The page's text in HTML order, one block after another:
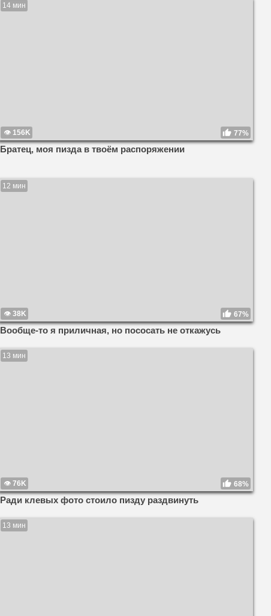
14 мин
156K 77%
Братец, моя пизда в твоём распоряжении
12 мин
38K 67%
Вообще-то я приличная, но пососать не откажусь
13 мин
76K 68%
Ради клевых фото стоило пизду раздвинуть
13 мин